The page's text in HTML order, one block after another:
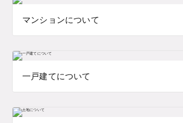
マンションについて
一戸建てについて